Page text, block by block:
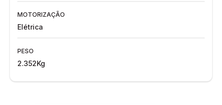
MOTORIZAÇÃO
Elétrica
PESO
2.352Kg